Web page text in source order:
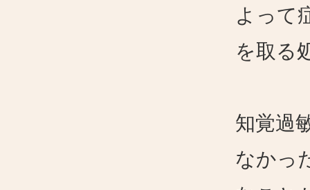
よって
を取る
知覚過
なかっ